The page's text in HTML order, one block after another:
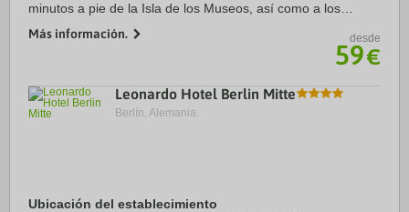
minutos a pie de la Isla de los Museos, así como a los
Brandenburgo, Alexanderplatz, el Reichstag o el barrio de ...
Más información. desde
59€
Leonardo Hotel Berlin Mitte
Berlín, Alemania.
Ubicación del establecimiento